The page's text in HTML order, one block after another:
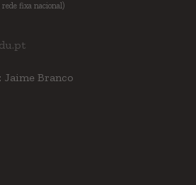
fixa nacional)
Jaime Branco